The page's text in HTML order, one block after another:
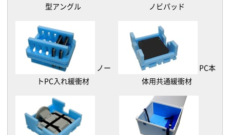
型アングル
ノビパッド
ノー
トPC入れ緩衝材
PC本
体用共通緩衝材